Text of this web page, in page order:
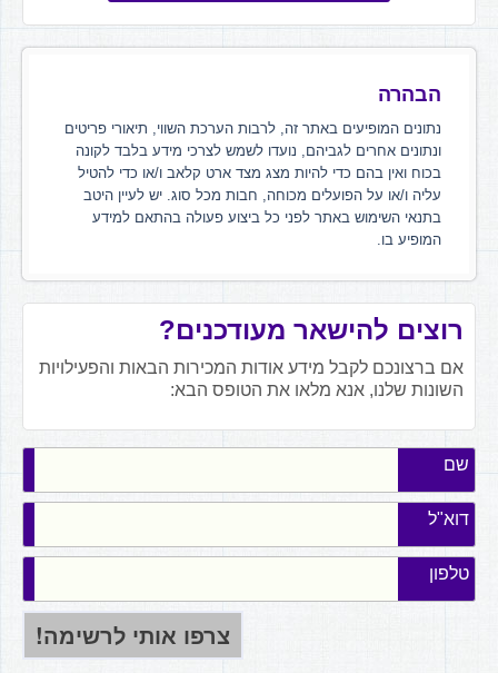
הבהרה
נתונים המופיעים באתר זה, לרבות הערכת השווי, תיאורי פריטים
ונתונים אחרים לגביהם, נועדו לשמש לצרכי מידע בלבד לקונה
בכוח ואין בהם כדי להיות מצג מצד ארט קלאב ו/או כדי להטיל
עליה ו/או על הפועלים מכוחה, חבות מכל סוג. יש לעיין היטב
בתנאי השימוש באתר לפני כל ביצוע פעולה בהתאם למידע
המופיע בו.
רוצים להישאר מעודכנים?
אם ברצונכם לקבל מידע אודות המכירות הבאות והפעילויות
השונות שלנו, אנא מלאו את הטופס הבא:
שם
דוא"ל
טלפון